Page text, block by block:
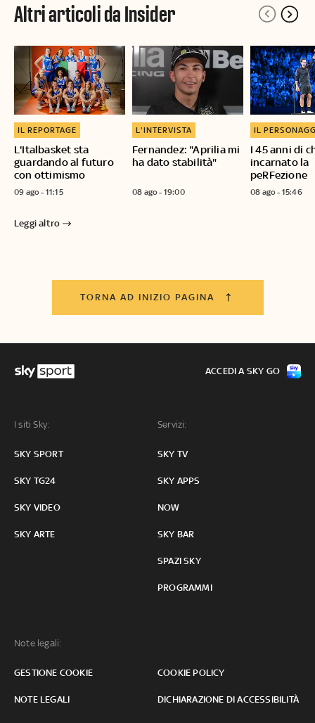
Altri articoli da Insider
L'Italbasket sta
guardando al futuro
con ottimismo
IL REPORTAGE
09 ago - 11:15
Fernandez: "Aprilia mi
ha dato stabilità"
L'INTERVISTA
08 ago - 19:00
I 45 anni di
incarnato la
peRFezione
IL
08 ago - 15:46
Leggi altro
TORNA AD INIZIO PAGINA
I siti Sky:
SKY SPORT
SKY TG24
SKY VIDEO
SKY ARTE
Servizi:
SKY TV
SKY APPS
NOW
SKY BAR
SPAZI SKY
PROGRAMMI
Note legali:
GESTIONE COOKIE COOKIE POLICY
NOTE LEGALI DICHIARAZIONE DI ACCESSIBILITÀ
ACCEDI A SKY GO